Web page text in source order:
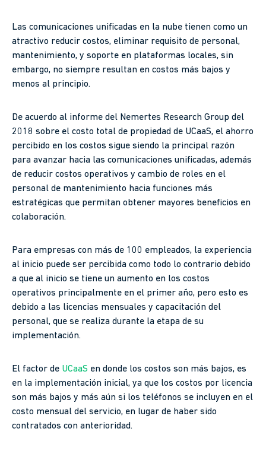
Las comunicaciones unificadas en la nube tienen como un
atractivo reducir costos, eliminar requisito de personal,
mantenimiento, y soporte en plataformas locales, sin
embargo, no siempre resultan en costos más bajos y
menos al principio.
De acuerdo al informe del Nemertes Research Group del
2018 sobre el costo total de propiedad de UCaaS, el ahorro
percibido en los costos sigue siendo la principal razón
para avanzar hacia las comunicaciones unificadas, además
de reducir costos operativos y cambio de roles en el
personal de mantenimiento hacia funciones más
estratégicas que permitan obtener mayores beneficios en
colaboración.
Para empresas con más de 100 empleados, la experiencia
al inicio puede ser percibida como todo lo contrario debido
a que al inicio se tiene un aumento en los costos
operativos principalmente en el primer año, pero esto es
debido a las licencias mensuales y capacitación del
personal, que se realiza durante la etapa de su
implementación.
El factor de UCaaS en donde los costos son más bajos, es
en la implementación inicial, ya que los costos por licencia
son más bajos y más aún si los teléfonos se incluyen en el
costo mensual del servicio, en lugar de haber sido
contratados con anterioridad.